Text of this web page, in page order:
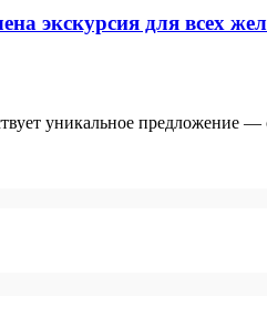
экскурсия для всех
уникальное предложение